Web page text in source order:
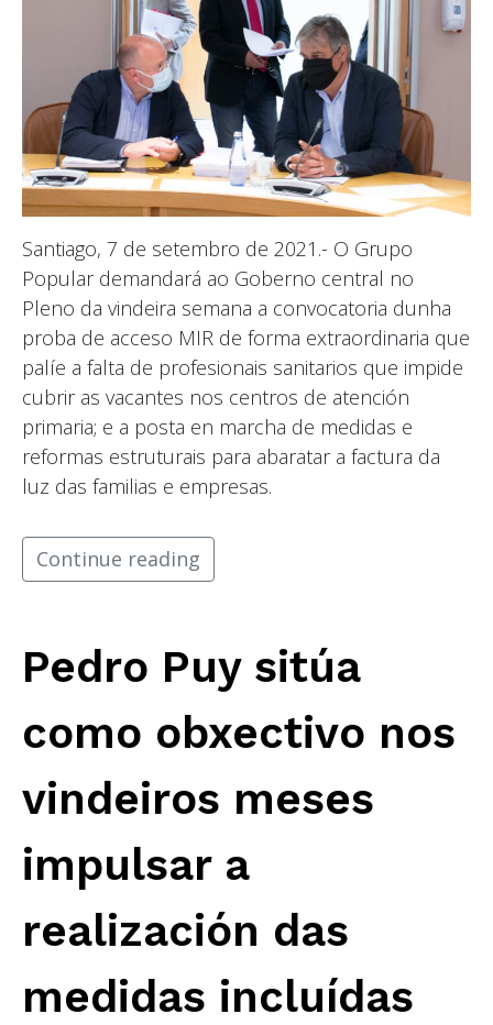
Santiago, 7 de setembro de 2021.- O Grupo
Popular demandará ao Goberno central no
Pleno da vindeira semana a convocatoria dunha
proba de acceso MIR de forma extraordinaria que
palíe a falta de profesionais sanitarios que impide
cubrir as vacantes nos centros de atención
primaria; e a posta en marcha de medidas e
reformas estruturais para abaratar a factura da
luz das familias e empresas.
Continue reading
Pedro Puy sitúa
como obxectivo nos
vindeiros meses
impulsar a
realización das
medidas incluídas